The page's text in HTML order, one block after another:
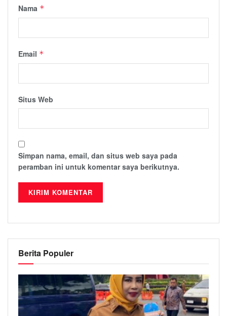
Nama *
Email *
Situs Web
Simpan nama, email, dan situs web saya pada
peramban ini untuk komentar saya berikutnya.
Berita Populer